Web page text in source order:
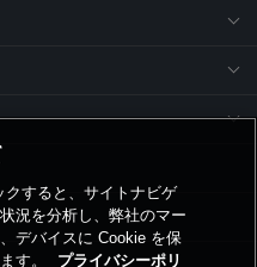
クすると、サイトナビゲ
況を分析し、弊社のマー
デバイスに Cookie を保
す。
プライバシーポリ